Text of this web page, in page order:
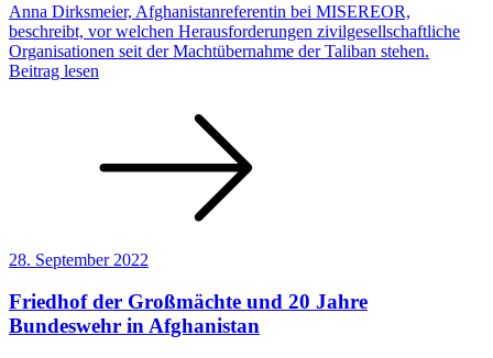
Anna Dirksmeier, Afghanistanreferentin bei MISEREOR,
beschreibt, vor welchen Herausforderungen zivilgesellschaftliche
Organisationen seit der Machtübernahme der Taliban stehen.
Beitrag lesen
28. September 2022
Friedhof der Großmächte und 20 Jahre
Bundeswehr in Afghanistan